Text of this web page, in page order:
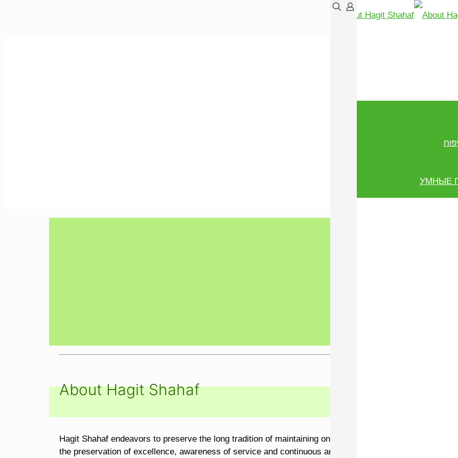
УМНЫЕ
About Hagit Shahaf
Hagit Shahaf endeavors to preserve the long tradition of maintaining one's health and good quality of
the preservation of excellence, awareness of service and continuous ambition for innovation. The